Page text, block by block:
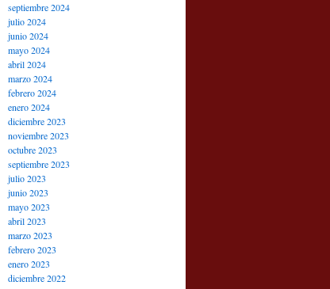
septiembre 2024
julio 2024
junio 2024
mayo 2024
abril 2024
marzo 2024
febrero 2024
enero 2024
diciembre 2023
noviembre 2023
octubre 2023
septiembre 2023
julio 2023
junio 2023
mayo 2023
abril 2023
marzo 2023
febrero 2023
enero 2023
diciembre 2022